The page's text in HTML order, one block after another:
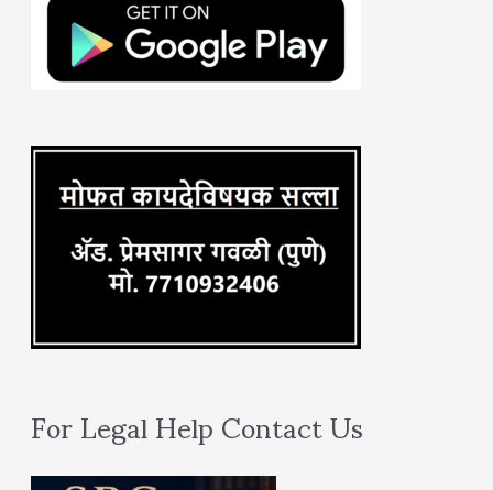
:
For Legal Help Contact Us